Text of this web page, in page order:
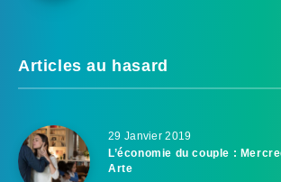
Articles au hasard
29 Janvier 2019
L’économie du couple :
Arte